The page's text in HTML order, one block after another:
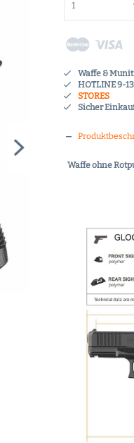
Waffe &
HOTLINE 9-
STORES
Sicher
Waffe ohne